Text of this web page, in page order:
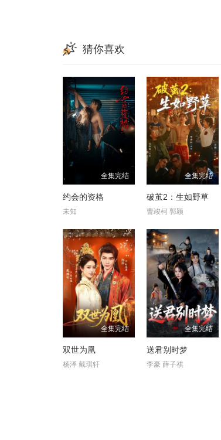
猜你喜欢
全集完结
约会的资格
未知
全集完结
破茧2：生如野草
曹竣柯 郭颖
全集完结
双世为凰
杨泽 戴琪轩
全集完结
送君别时梦
李豪 薛子祺